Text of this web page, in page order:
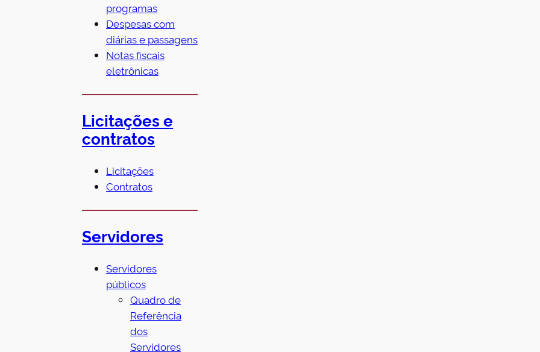
programas
Despesas com
diárias e passagens
Notas fiscais
eletrônicas
Licitações e
contratos
Licitações
Contratos
Servidores
Servidores
públicos
Quadro de
Referência
dos
Servidores